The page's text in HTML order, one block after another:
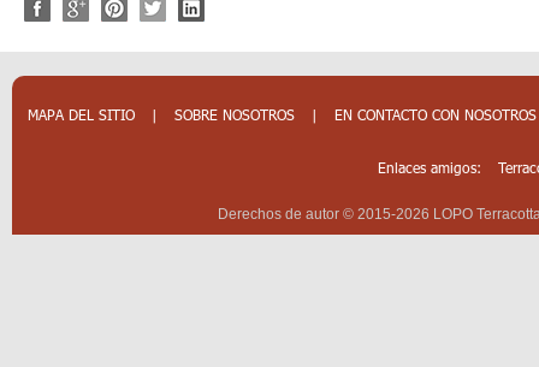
MAPA DEL SITIO | SOBRE NOSOTROS | EN CONTACTO CON NOSOTROS
Enlaces amigos:
Derechos de autor © 2015-2026 LOPO